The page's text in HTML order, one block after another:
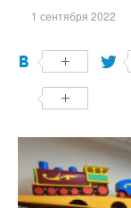
1 сентября 2022